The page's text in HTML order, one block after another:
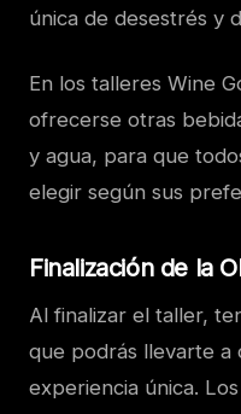
única de desestrés y
En los talleres Wine
ofrecerse otras
y agua, para que
elegir según sus
Finalización de la
Al finalizar el taller,
que podrás llevarte a
experiencia única.